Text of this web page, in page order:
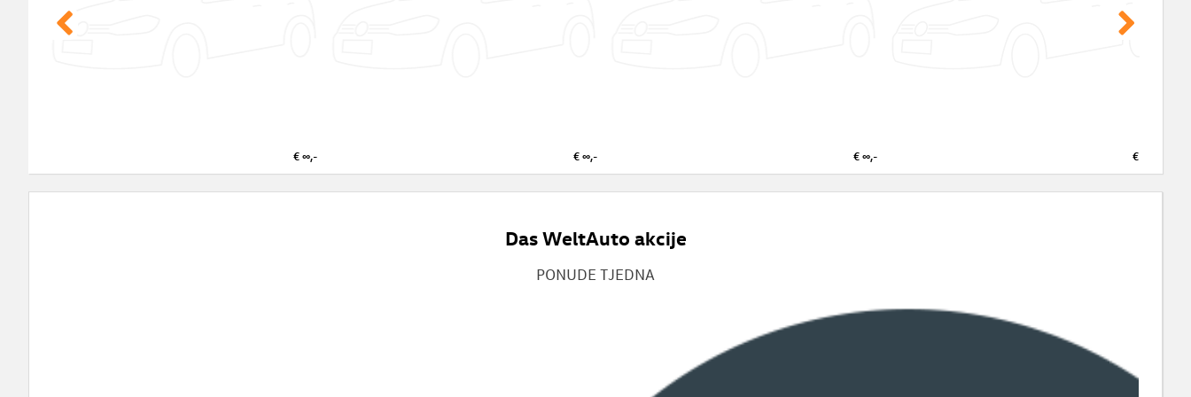
€ ∞,- € ∞,- € ∞,- € ∞,-
Das WeltAuto akcije
PONUDE TJEDNA